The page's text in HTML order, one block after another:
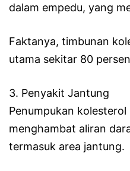
dalam empedu, yang
Faktanya, timbunan
utama sekitar 80
3. Penyakit Jantung
Penumpukan kolesterol
menghambat aliran
termasuk area jantung.